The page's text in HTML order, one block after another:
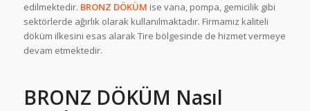
edilmektedir. BRONZ DÖKÜM ise vana, pompa, gemicilik gibi
sektörlerde ağırlık olarak kullanılmaktadır. Firmamız kaliteli
döküm ilkesini esas alarak Tire bölgesinde de hizmet vermeye
devam etmektedir.
BRONZ DÖKÜM Nasıl